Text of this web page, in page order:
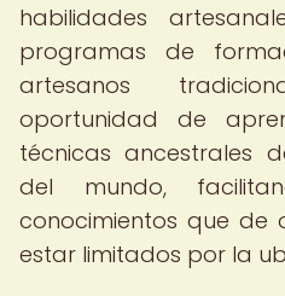
habilidades
programas de
artesanos
oportunidad de
técnicas ancestrales
del mundo,
conocimientos que
estar limitados por la